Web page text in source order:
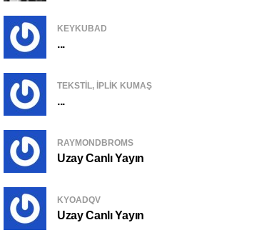
KEYKUBAD
...
TEKSTIL, IPLIK KUMAŞ
...
RAYMONDBROMS
Uzay Canlı Yayın
KYOADQV
Uzay Canlı Yayın